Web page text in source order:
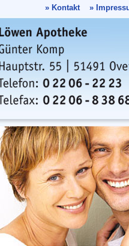
» Kontakt»